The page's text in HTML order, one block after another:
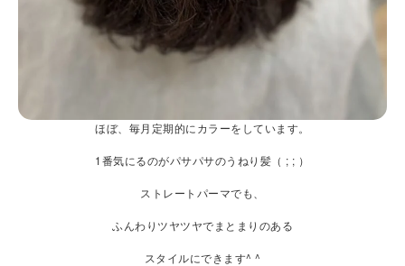
ほぼ、毎月定期的にカラーをしています。
1番気にるのがパサパサのうねり髪（ ; ; ）
ストレートパーマでも、
ふんわりツヤツヤでまとまりのある
スタイルにできます^ ^